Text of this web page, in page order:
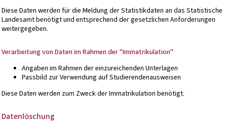
Diese Daten werden für die Meldung der Statistikdaten an das Statistische
Landesamt benötigt und entsprechend der gesetzlichen Anforderungen
weitergegeben.
Verarbeitung von Daten im Rahmen der "Immatrikulation"
Angaben im Rahmen der einzureichenden Unterlagen
Passbild zur Verwendung auf Studierendenausweisen
Diese Daten werden zum Zweck der Immatrikulation benötigt.
Datenlöschung